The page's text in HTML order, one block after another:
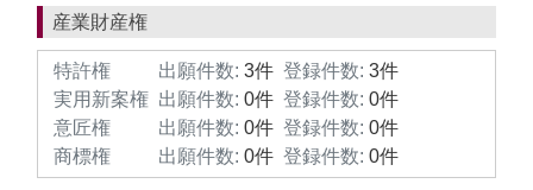
産業財産権
特許権 出願件数: 3件 登録件数: 3件
実用新案権 出願件数: 0件 登録件数: 0件
意匠権
出願件数: 0件 登録件数: 0件
商標権
出願件数: 0件 登録件数: 0件